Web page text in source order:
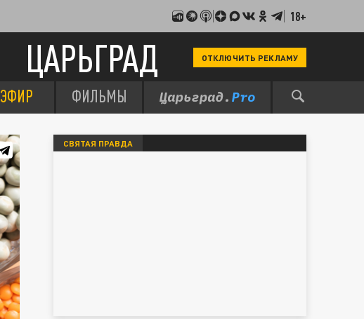
18+
ЦАРЬГРАД ОТКЛЮЧИТЬ РЕКЛАМУ
ЭФИР ФИЛЬМЫ
СВЯТАЯ ПРАВДА